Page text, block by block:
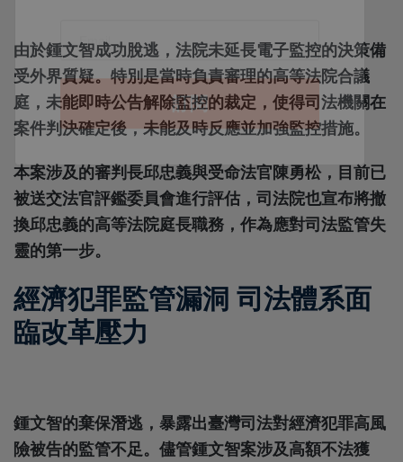
由於鍾文智成功脫逃，法院未延長電子監控的決策備
受外界質疑。特別是當時負責審理的高等法院合議
庭，未能即時公告解除監控的裁定，使得司法機關在
案件判決確定後，未能及時反應並加強監控措施。
本案涉及的審判長邱忠義與受命法官陳勇松，目前已
被送交法官評鑑委員會進行評估，司法院也宣布將撤
換邱忠義的高等法院庭長職務，作為應對司法監管失
靈的第一步。
經濟犯罪監管漏洞 司法體系面
臨改革壓力
鍾文智的棄保潛逃，暴露出臺灣司法對經濟犯罪高風
險被告的監管不足。儘管鍾文智案涉及高額不法獲